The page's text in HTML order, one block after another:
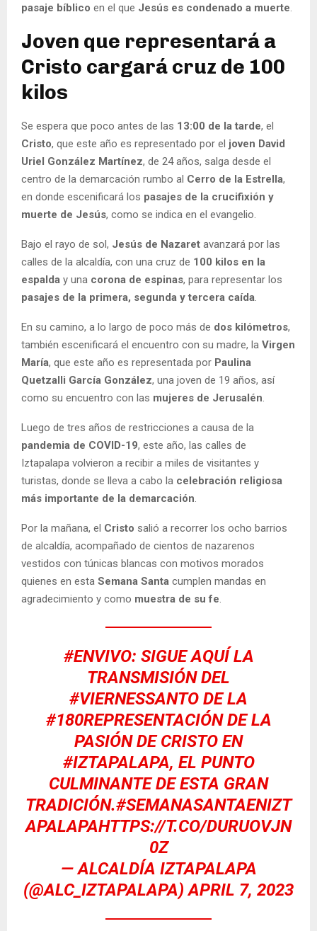
pasaje bíblico en el que Jesús es condenado a muerte.
Joven que representará a
Cristo cargará cruz de 100
kilos
Se espera que poco antes de las 13:00 de la tarde, el
Cristo, que este año es representado por el joven David
Uriel González Martínez, de 24 años, salga desde el
centro de la demarcación rumbo al Cerro de la Estrella,
en donde escenificará los pasajes de la crucifixión y
muerte de Jesús, como se indica en el evangelio.
Bajo el rayo de sol, Jesús de Nazaret avanzará por las
calles de la alcaldía, con una cruz de 100 kilos en la
espalda y una corona de espinas, para representar los
pasajes de la primera, segunda y tercera caída.
En su camino, a lo largo de poco más de dos kilómetros,
también escenificará el encuentro con su madre, la Virgen
María, que este año es representada por Paulina
Quetzalli García González, una joven de 19 años, así
como su encuentro con las mujeres de Jerusalén.
Luego de tres años de restricciones a causa de la
pandemia de COVID-19, este año, las calles de
Iztapalapa volvieron a recibir a miles de visitantes y
turistas, donde se lleva a cabo la celebración religiosa
más importante de la demarcación.
Por la mañana, el Cristo salió a recorrer los ocho barrios
de alcaldía, acompañado de cientos de nazarenos
vestidos con túnicas blancas con motivos morados
quienes en esta Semana Santa cumplen mandas en
agradecimiento y como muestra de su fe.
#ENVIVO: SIGUE AQUÍ LA
TRANSMISIÓN DEL
#VIERNESSANTO DE LA
#180REPRESENTACIÓNDE LA
PASIÓN DE CRISTO EN
#IZTAPALAPA, EL PUNTO
CULMINANTE DE ESTA GRAN
TRADICIÓN.#SEMANASANTAENIZT
APALAPAHTTPS://T.CO/DURUOVJN
0Z
— ALCALDÍA IZTAPALAPA
(@ALC_IZTAPALAPA)APRIL 7, 2023